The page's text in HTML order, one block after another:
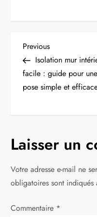
N
a
v
g
a
t
i
Previous
Post
Previous
Isolation mur
facile : guide pour une
pose simple et
Laisser un
Votre adresse e-mail ne
obligatoires sont indiqués
Commentaire *